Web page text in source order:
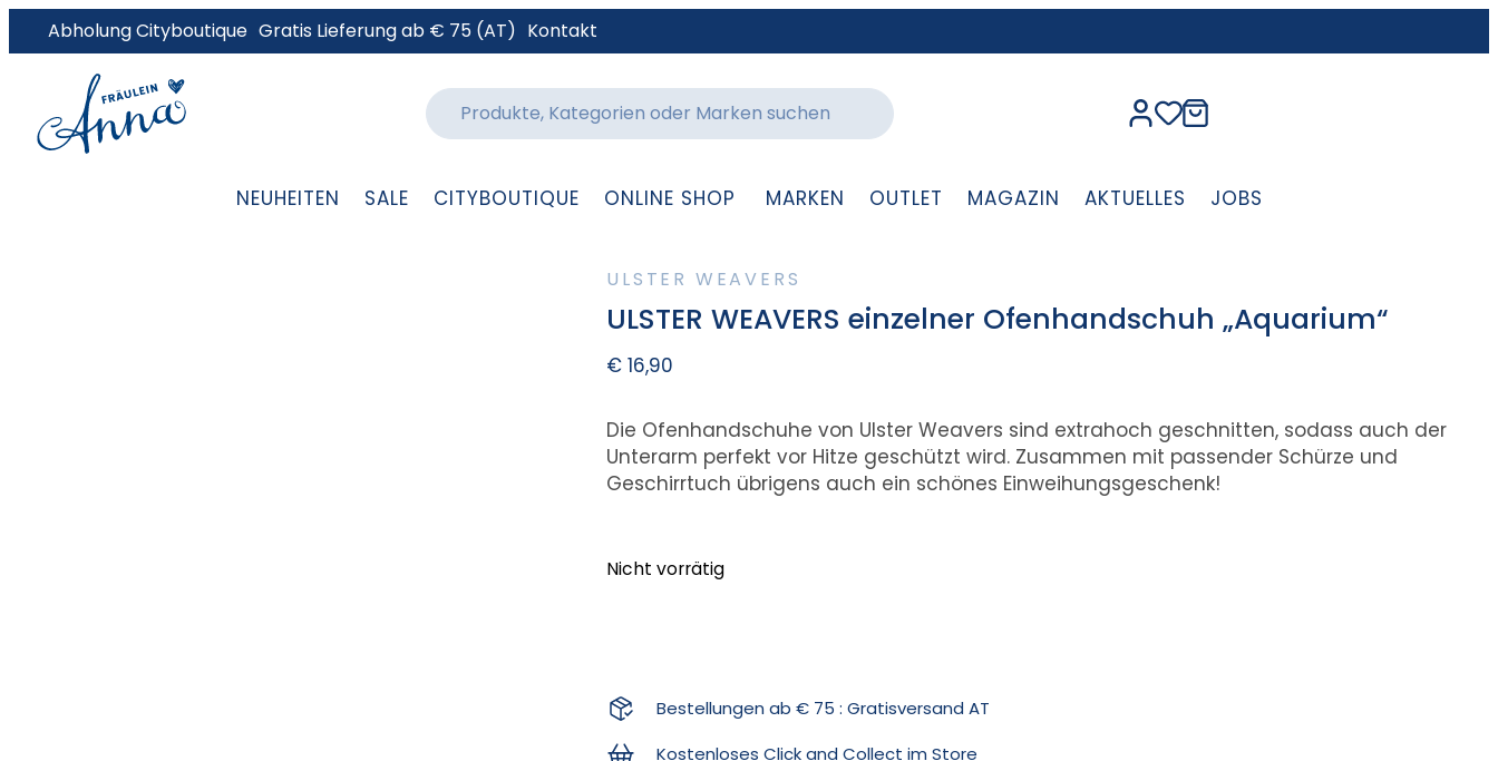
Abholung Cityboutique Gratis Lieferung ab € 75 (AT) Kontakt
NEUHEITEN SALE CITYBOUTIQUE ONLINE SHOP MARKEN OUTLET MAGAZIN AKTUELLES JOBS
ULSTER WEAVERS
ULSTER WEAVERS einzelner Ofenhandschuh „Aquarium“
€ 16,90
Die Ofenhandschuhe von Ulster Weavers sind extrahoch geschnitten, sodass auch der
Unterarm perfekt vor Hitze geschützt wird. Zusammen mit passender Schürze und
Geschirrtuch übrigens auch ein schönes Einweihungsgeschenk!
Nicht vorrätig
Bestellungen ab € 75 : Gratisversand AT
Kostenloses Click and Collect im Store